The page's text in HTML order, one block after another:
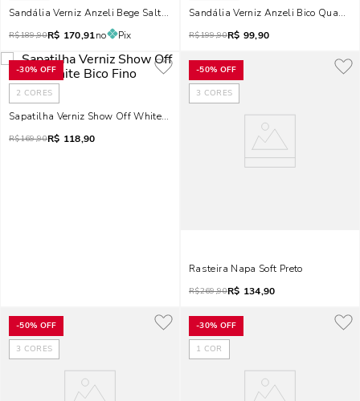
Sandália Verniz Anzeli Bege Salto Bloco Baixo
R$189,90R$ 170,91no Pix
Sandália Verniz Anzeli Bico
R$199,90R$ 99,90
-30% OFF
2 CORES
Sapatilha Verniz Show Off White Bico Fino
R$169,90R$ 118,90
-50% OFF
3 CORES
Rasteira Napa Soft Preto
R$269,90R$ 134,90
-50% OFF
3 CORES
-30% OFF
1 COR